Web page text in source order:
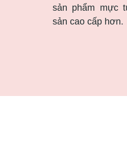
sản phẩm mực
sản cao cấp hơn.